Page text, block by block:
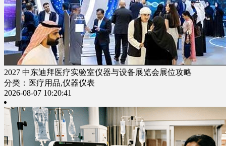
2027 中东迪拜医疗实验室仪器与设备展览会展位攻略
分类：医疗用品,仪器仪表
2026-08-07 10:20:41